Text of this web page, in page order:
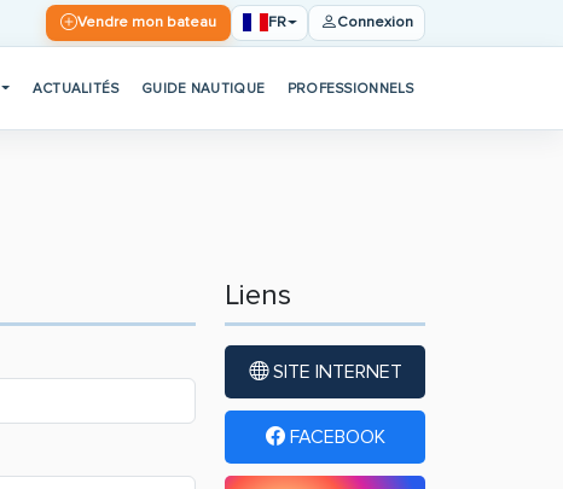
Vendre mon bateau FR Connexion
ACTUALITÉS GUIDE NAUTIQUE PROFESSIONNELS
Liens
SITE INTERNET
FACEBOOK